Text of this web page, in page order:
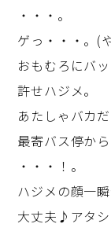
・・・。
ゲっ・・・。(
おもむろにバ
許せハジメ。
あたしゃバカだ
最寄バス停か
・・・！。
ハジメの顔一瞬
大丈夫♪アタ